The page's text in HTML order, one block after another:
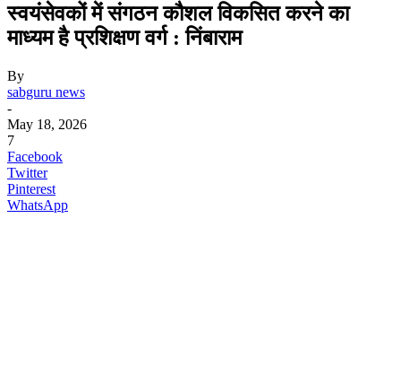
स्वयंसेवकों में संगठन कौशल विकसित करने का
माध्यम है प्रशिक्षण वर्ग : निंबाराम
By
sabguru news
-
May 18, 2026
7
Facebook
Twitter
Pinterest
WhatsApp